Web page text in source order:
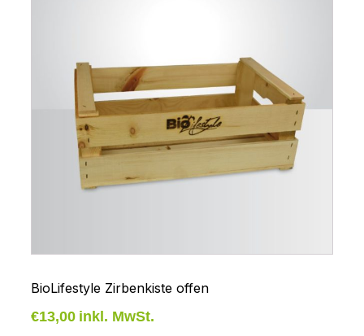
BioLifestyle Zirbenkiste offen
€13,00 inkl. MwSt.